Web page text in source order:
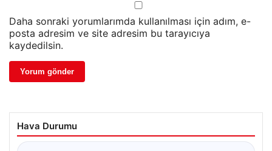
Daha sonraki yorumlarımda kullanılması için adım, e-
posta adresim ve site adresim bu tarayıcıya
kaydedilsin.
Hava Durumu